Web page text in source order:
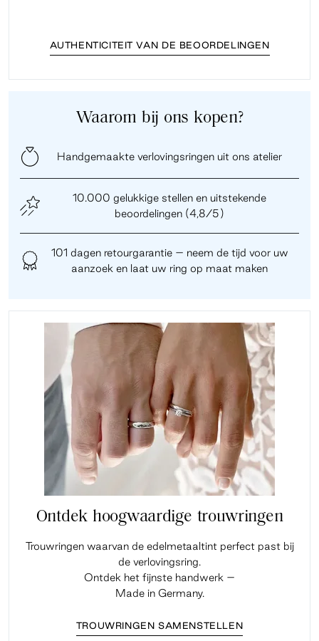
AUTHENTICITEIT VAN DE BEOORDELINGEN
Waarom bij ons kopen?
Handgemaakte verlovingsringen uit ons atelier
10.000 gelukkige stellen en uitstekende
beoordelingen (4,8/5)
101 dagen retourgarantie – neem de tijd voor uw
aanzoek en laat uw ring op maat maken
Ontdek hoogwaardige trouwringen
Trouwringen waarvan de edelmetaaltint perfect past bij
de verlovingsring.
Ontdek het fijnste handwerk –
Made in Germany.
TROUWRINGEN SAMENSTELLEN